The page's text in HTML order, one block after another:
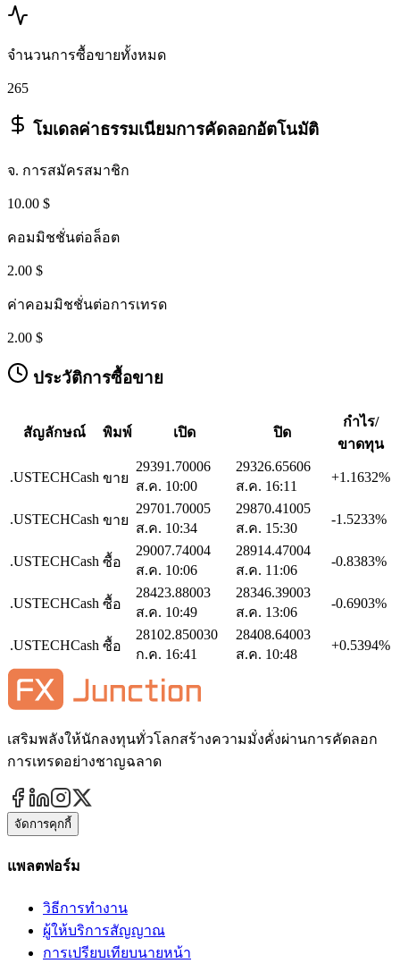
จำนวนการซื้อขายทั้งหมด
265
โมเดลค่าธรรมเนียมการคัดลอกอัตโนมัติ
จ. การสมัครสมาชิก
10.00 $
คอมมิชชั่นต่อล็อต
2.00 $
ค่าคอมมิชชั่นต่อการเทรด
2.00 $
ประวัติการซื้อขาย
สัญลักษณ์ พิมพ์ เปิด ปิด
กำไร/
ขาดทุน
.USTECHCash ขาย
29391.70006
ส.ค. 10:00
29326.65606
ส.ค. 16:11
+1.1632%
.USTECHCash ขาย
29701.70005
ส.ค. 10:34
29870.41005
ส.ค. 15:30
-1.5233%
.USTECHCash ซื้อ
29007.74004
ส.ค. 10:06
28914.47004
ส.ค. 11:06
-0.8383%
.USTECHCash ซื้อ
28423.88003
ส.ค. 10:49
28346.39003
ส.ค. 13:06
-0.6903%
.USTECHCash ซื้อ
28102.850030
ก.ค. 16:41
28408.64003
ส.ค. 10:48
+0.5394%
เสริมพลังให้นักลงทุนทั่วโลกสร้างความมั่งคั่งผ่านการคัดลอก
การเทรดอย่างชาญฉลาด
จัดการคุกกี้
แพลตฟอร์ม
วิธีการทำงาน
ผู้ให้บริการสัญญาณ
การเปรียบเทียบนายหน้า